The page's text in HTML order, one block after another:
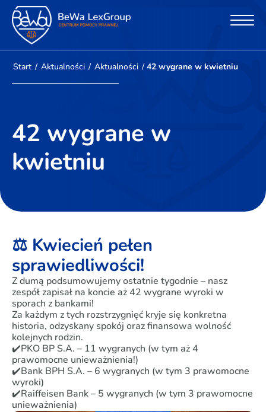
Start / Aktualności / Aktualności / 42 wygrane w kwietniu
42 wygrane w
kwietniu
⚖️ Kwiecień pełen
sprawiedliwości!
Z dumą podsumowujemy ostatnie tygodnie – nasz
zespół zapisał na koncie aż 42 wygrane wyroki w
sporach z bankami!
Za każdym z tych rozstrzygnięć kryje się konkretna
historia, odzyskany spokój oraz finansowa wolność
kolejnych rodzin.
✔️PKO BP S.A. – 11 wygranych (w tym aż 4
prawomocne unieważnienia!)
✔️Bank BPH S.A. – 6 wygranych (w tym 3 prawomocne
wyroki)
✔️Raiffeisen Bank – 5 wygranych (w tym 3 prawomocne
unieważnienia)